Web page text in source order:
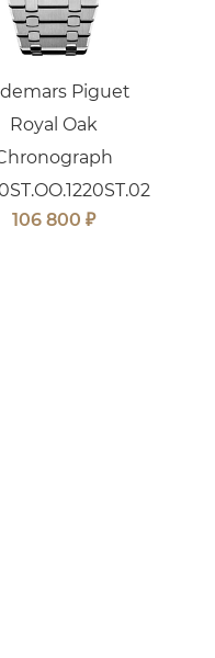
Piguet
Royal Oak
106 800 ₽